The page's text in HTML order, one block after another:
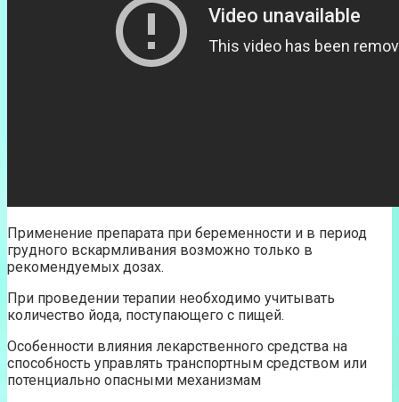
Применение препарата при беременности и в период
грудного вскармливания возможно только в
рекомендуемых дозах.
При проведении терапии необходимо учитывать
количество йода, поступающего с пищей.
Особенности влияния лекарственного средства на
способность управлять транспортным средством или
потенциально опасными механизмам